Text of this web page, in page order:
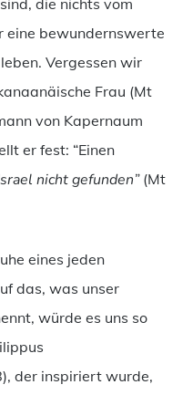
die nichts vom
eine bewundernswerte
Vergessen wir
Frau (Mt
von Kapernaum
er fest: “Einen
nicht gefunden” (Mt
eines jeden
das, was unser
würde es uns so
der inspiriert wurde,